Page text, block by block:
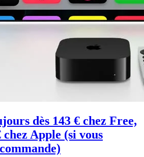
dès 143 € chez Free,
Apple (si vous